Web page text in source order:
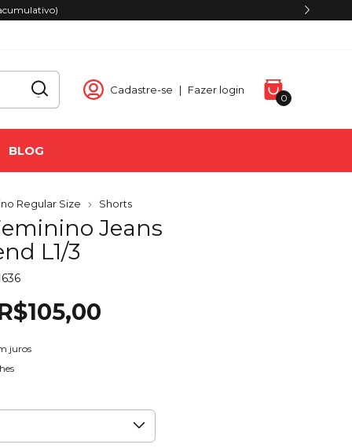
Cadastre-se | Fazer login
0
BLOG
Regular Size Shorts
Jeans
L1/3
juros